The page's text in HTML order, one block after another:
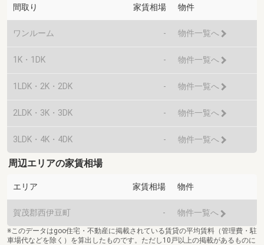
間取り 家賃相場 物件
ワンルーム - 物件一覧へ
1K・1DK - 物件一覧へ
1LDK・2K・2DK - 物件一覧へ
2LDK・3K・3DK - 物件一覧へ
3LDK・4K・4DK - 物件一覧へ
周辺エリアの家賃相場
エリア 家賃相場 物件
賀茂郡西伊豆町 - 物件一覧へ
※このデータはgoo住宅・不動産に掲載されている賃貸の平均賃料（管理費・駐
車場代などを除く）を算出したものです。ただし10戸以上の掲載があるものに